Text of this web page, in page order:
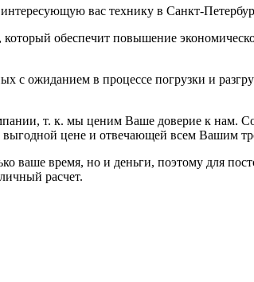
вас технику в Санкт-
обеспечит повышение
с ожиданием в процессе погрузки и
т. к. мы ценим Ваше доверие к нам.
выгодной цене и отвечающей всем Вашим
время, но и деньги, поэтому для
расчет.